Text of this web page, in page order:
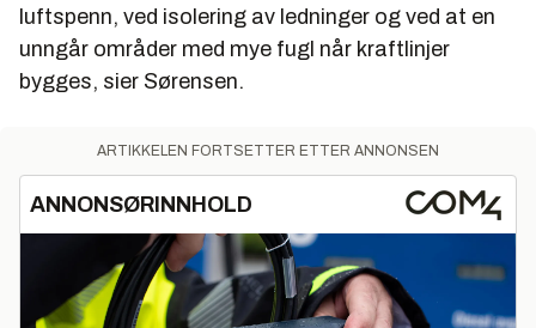
luftspenn, ved isolering av ledninger og ved at en
unngår områder med mye fugl når kraftlinjer
bygges, sier Sørensen.
ARTIKKELEN FORTSETTER ETTER ANNONSEN
ANNONSØRINNHOLD